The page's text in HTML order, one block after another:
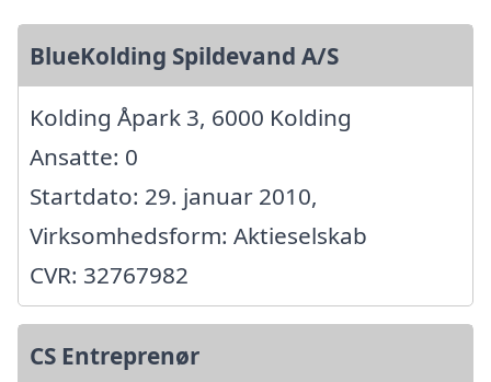
BlueKolding Spildevand A/S
Kolding Åpark 3, 6000 Kolding
Ansatte: 0
Startdato: 29. januar 2010,
Virksomhedsform: Aktieselskab
CVR: 32767982
CS Entreprenør